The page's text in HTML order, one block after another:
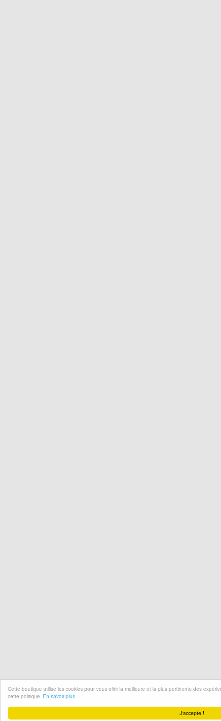
J'accepte !
Cette boutique utilise les cookies pour vous offrir la meilleure et la plus pertinente des
cette politique. En savoir plus